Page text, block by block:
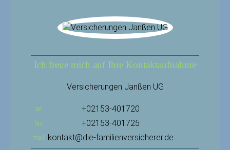
Ich freue mich auf Ihre Kontaktaufnahme
Versicherungen Janßen UG
tel +02153-401720
fax +02153-401725
mail kontakt@die-familienversicherer.de